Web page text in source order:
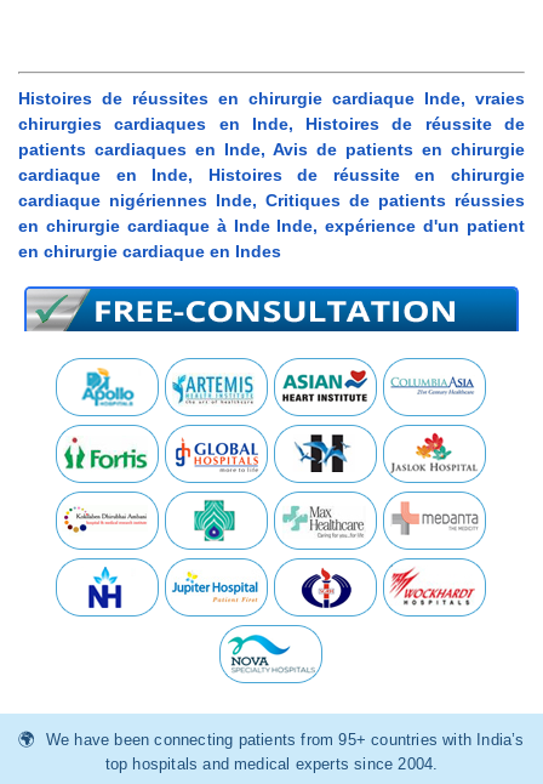
Histoires de réussites en chirurgie cardiaque Inde, vraies
chirurgies cardiaques en Inde, Histoires de réussite de
patients cardiaques en Inde, Avis de patients en chirurgie
cardiaque en Inde, Histoires de réussite en chirurgie
cardiaque nigériennes Inde, Critiques de patients réussies
en chirurgie cardiaque à Inde Inde, expérience d'un patient
en chirurgie cardiaque en Indes
We have been connecting patients from 95+ countries with India’s
top hospitals and medical experts since 2004.